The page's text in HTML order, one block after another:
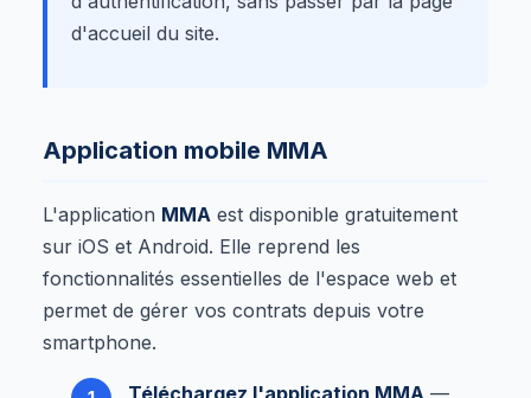
d'accueil du site.
Application mobile MMA
L'application MMA est disponible gratuitement
sur iOS et Android. Elle reprend les
fonctionnalités essentielles de l'espace web et
permet de gérer vos contrats depuis votre
smartphone.
Téléchargez l'application MMA —